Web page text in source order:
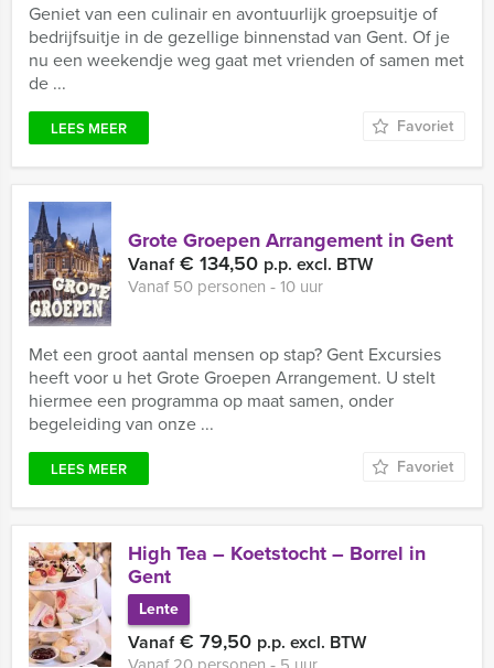
Geniet van een culinair en avontuurlijk groepsuitje of
bedrijfsuitje in de gezellige binnenstad van Gent. Of je
nu een weekendje weg gaat met vrienden of samen met
de ...
LEES MEER Favoriet
Grote Groepen Arrangement in Gent
Vanaf€ 134,50 p.p. excl. BTW
Vanaf 50 personen ‐ 10 uur
Met een groot aantal mensen op stap? Gent Excursies
heeft voor u het Grote Groepen Arrangement. U stelt
hiermee een programma op maat samen, onder
begeleiding van onze ...
LEES MEER Favoriet
High Tea – Koetstocht – Borrel in
Gent
Lente
Vanaf€ 79,50 p.p. excl. BTW